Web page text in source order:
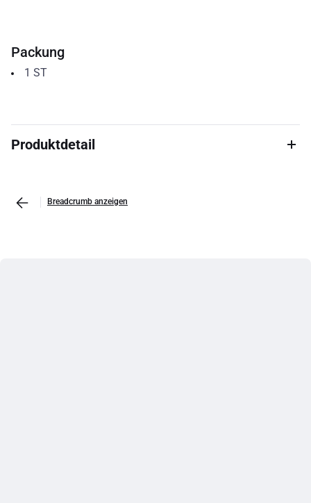
Packung
1 ST
Produktdetail
Breadcrumb anzeigen